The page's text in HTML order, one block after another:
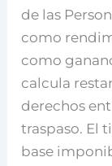
de las
como
como
calcula
derechos
traspaso. El
base